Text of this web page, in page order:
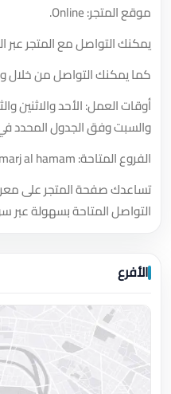
موقع المتجر: Online.
يمكنك التواصل مع المتجر عبر
كما يمكنك التواصل من خلال
أوقات العمل: الأحد والاثنين
والسبت وفق الجدول المحدد
الفروع المتاحة: marj al hamam.
تساعدك صفحة المتجر على
التواصل المتاحة بسهولة عبر
الأفرع